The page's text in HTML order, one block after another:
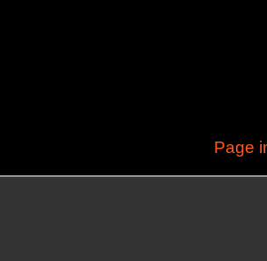
Page